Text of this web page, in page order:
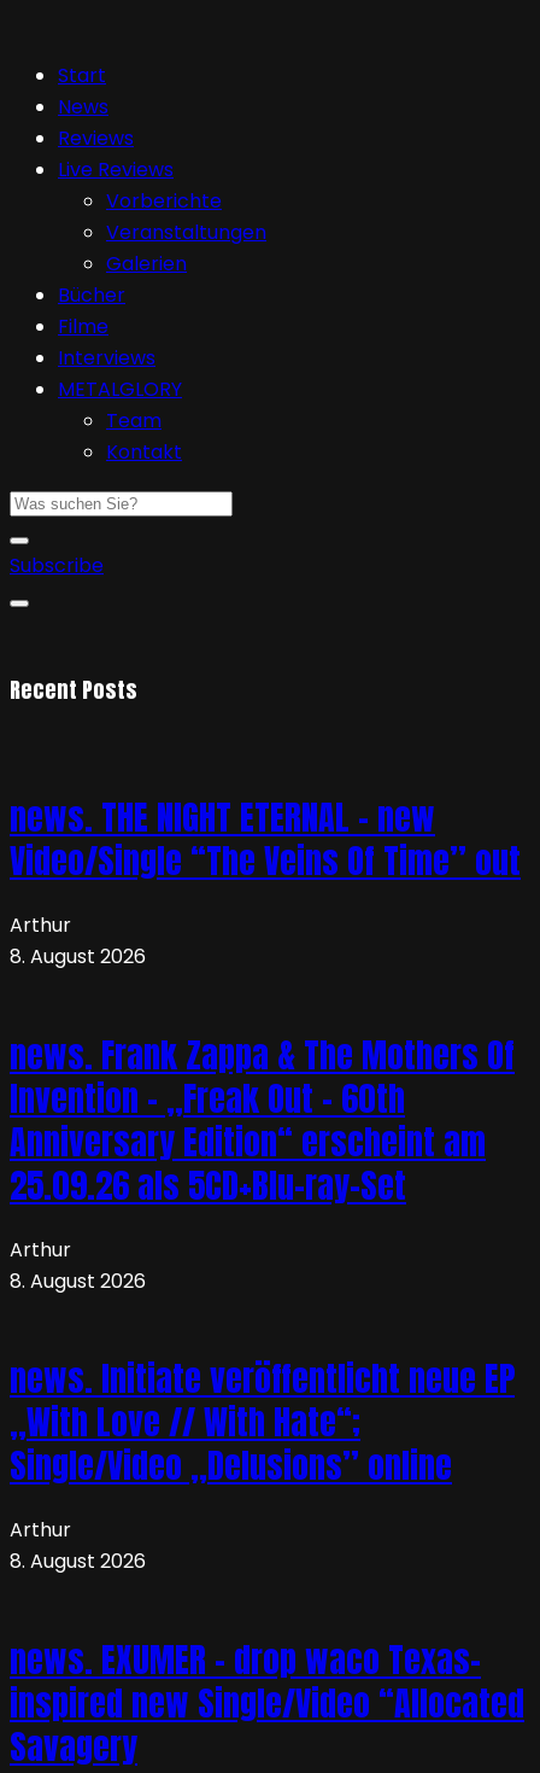
Start
News
Reviews
Live Reviews
Vorberichte
Veranstaltungen
Galerien
Bücher
Filme
Interviews
METALGLORY
Team
Kontakt
Subscribe
Recent Posts
news. THE NIGHT ETERNAL – new
Video/Single “The Veins Of Time” out
Arthur
8. August 2026
news. Frank Zappa & The Mothers Of
Invention – „Freak Out – 60th
Anniversary Edition“ erscheint am
25.09.26 als 5CD+Blu-ray-Set
Arthur
8. August 2026
news. Initiate veröffentlicht neue EP
„With Love // With Hate“;
Single/Video „Delusions” online
Arthur
8. August 2026
news. EXUMER – drop waco Texas-
inspired new Single/Video “Allocated
Savagery